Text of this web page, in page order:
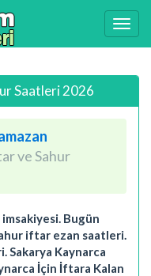
Saatleri 2026
ve Sahur
Bugün
iftar ezan saatleri.
Sakarya Kaynarca
İçin İftara Kalan